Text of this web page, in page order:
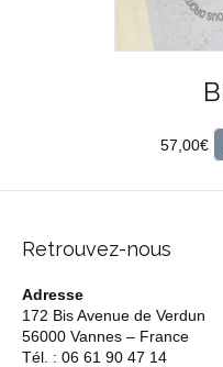
57,00€
Retrouvez-nous
Adresse
172 Bis Avenue de Verdun
56000 Vannes – France
Tél. : 06 61 90 47 14